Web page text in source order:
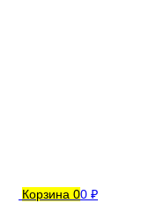
Корзина 00 ₽